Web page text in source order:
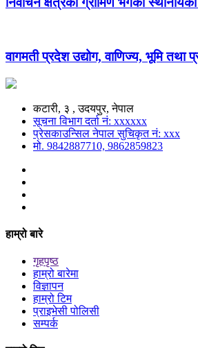
वागमती प्रदेश उद्योग, वाणिज्य, भूमि तथा
कटारी, ३ , उदयपुर, नेपाल
सूचना विभाग दर्ता नं: xxxxxx
प्रेसकाउन्सिल नेपाल सुचिकृत नं: xxx
मो. 9842887710, 9862859823
हाम्रो बारे
गृहपृष्ठ
हाम्रो बारेमा
विज्ञापन
हाम्रो टिम
प्राइभेसी पोलिसी
सम्पर्क